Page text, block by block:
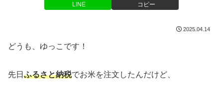
LINE コピー
2025.04.14
どうも、ゆっこです！
先日 ふるさと納税でお米を注文したんだけど、